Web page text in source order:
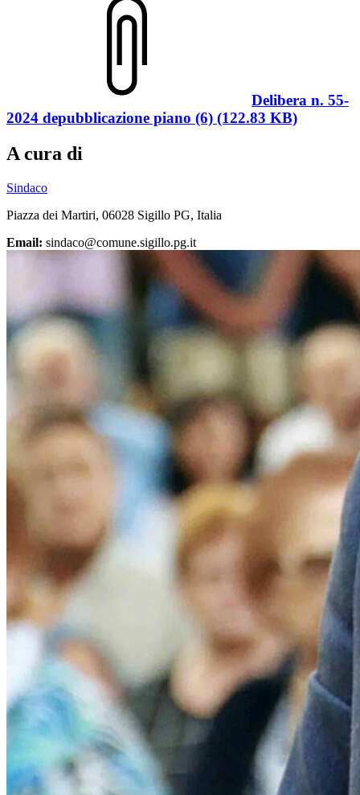
Delibera n. 55-
2024 depubblicazione piano (6) (122.83 KB)
A cura di
Sindaco
Piazza dei Martiri, 06028 Sigillo PG, Italia
Email: sindaco@comune.sigillo.pg.it